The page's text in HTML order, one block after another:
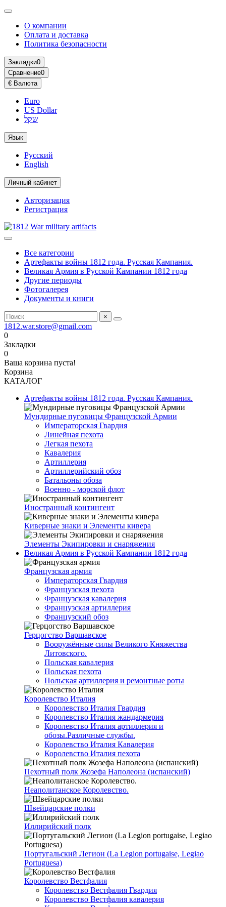
О компании
Оплата и доставка
Политика безопасности
Закладки0
Сравнение0
€ Валюта
Euro
US Dollar
שקל
Язык
Русский
English
Личный кабинет
Авторизация
Регистрация
Все категории
Артефакты войны 1812 года. Русская Кампания.
Великая Армия в Русской Кампании 1812 года
Другие периоды
Фотогалерея
Документы и книги
×
1812.war.store@gmail.com
0
Закладки
0
Ваша корзина пуста!
Корзина
КАТАЛОГ
Артефакты войны 1812 года. Русская Кампания.
Мундирные пуговицы Французской Армии
Императорская Гвардия
Линейная пехота
Легкая пехота
Кавалерия
Артиллерия
Артиллерийский обоз
Батальоны обоза
Военно - морской флот
Иностранный контингент
Киверные знаки и Элементы кивера
Элементы Экипировки и снаряжения
Великая Армия в Русской Кампании 1812 года
Французская армия
Императорская Гвардия
Французская пехота
Французская кавалерия
Французская артиллерия
Французский обоз
Герцогство Варшавское
Вооружённые силы Великого Княжества
Литовского.
Польская кавалерия
Польская пехота
Польская артиллерия и ремонтные роты
Королевство Италия
Королевство Италия Гвардия
Королевство Италия жандармерия
Королевство Италия артиллерия и
обозы.Различные службы.
Королевство Италия Кавалерия
Королевство Италия пехота
Пехотный полк Жозефа Наполеона (испанский)
Неаполитанское Королевство.
Швейцарские полки
Иллирийский полк
Португальский Легион (La Legion portugaise, Legiao
Portuguesa)
Королевство Вестфалия
Королевство Вестфалия Гвардия
Королевство Вестфалия кавалерия